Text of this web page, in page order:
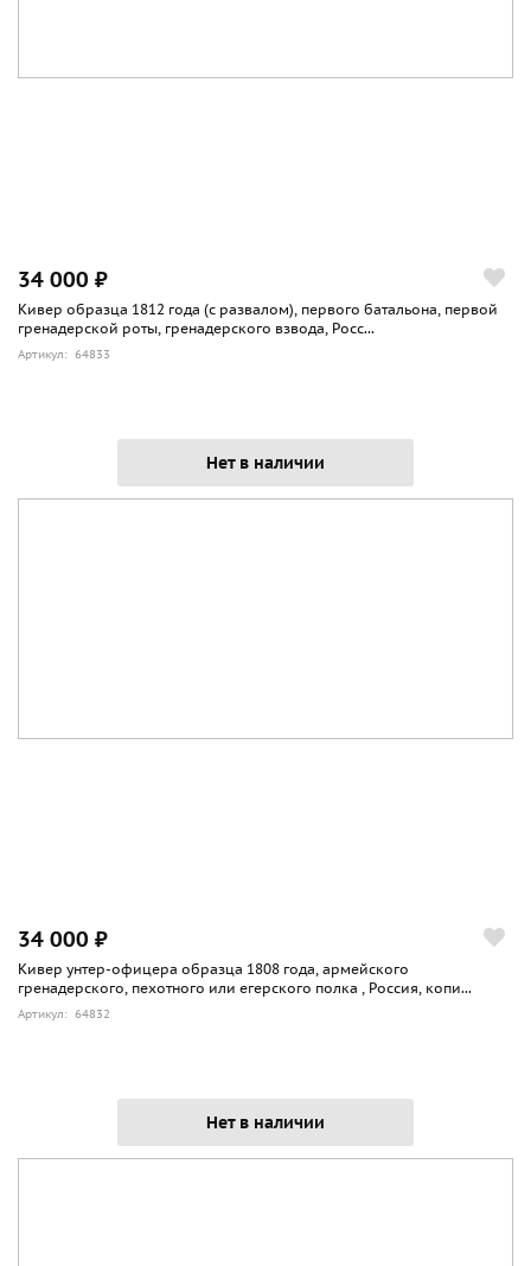
34 000 ₽
Кивер образца 1812 года (с развалом), первого батальона, первой
гренадерской роты, гренадерского взвода, Росс...
Артикул: 64833
Нет в наличии
34 000 ₽
Кивер унтер-офицера образца 1808 года, армейского
гренадерского, пехотного или егерского полка , Россия, копи...
Артикул: 64832
Нет в наличии